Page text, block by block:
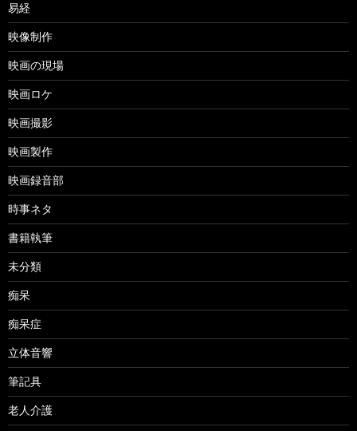
易経
映像制作
映画の現場
映画ロケ
映画撮影
映画製作
映画録音部
時事ネタ
書籍執筆
未分類
痴呆
痴呆症
立体音響
筆記具
老人介護